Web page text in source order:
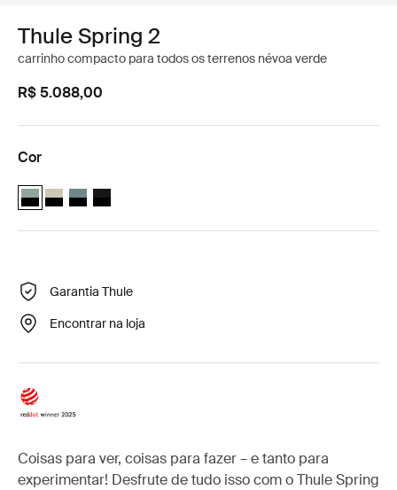
Thule Spring 2
carrinho compacto para todos os terrenos névoa verde
R$ 5.088,00
Cor
Thule Spring 2 Verde névoa no preto (selected)
Thule Spring 2 Soft Beige
Thule Spring 2 Azul médio no preto
Thule Spring 2 Preto sobre preto
Garantia Thule
Encontrar na loja
Coisas para ver, coisas para fazer – e tanto para
experimentar! Desfrute de tudo isso com o Thule Spring